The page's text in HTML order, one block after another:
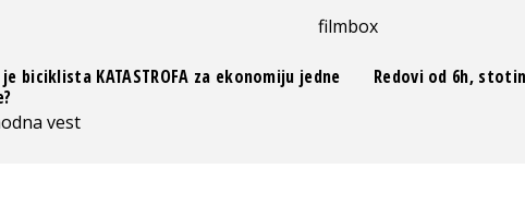
filmbox
biciklista KATASTROFA za ekonomiju jedne
vest
Redovi od 6h,